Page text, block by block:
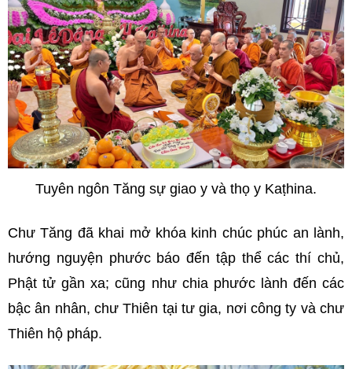
Tuyên ngôn Tăng sự giao y và thọ y Kaṭhina.
Chư Tăng đã khai mở khóa kinh chúc phúc an lành,
hướng nguyện phước báo đến tập thể các thí chủ,
Phật tử gần xa; cũng như chia phước lành đến các
bậc ân nhân, chư Thiên tại tư gia, nơi công ty và chư
Thiên hộ pháp.